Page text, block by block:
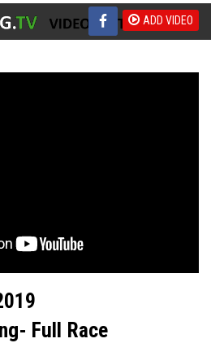
ADD VIDEO
Full Race